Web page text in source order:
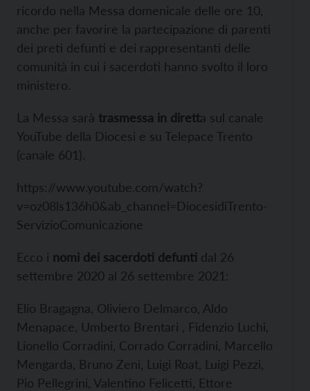
ricordo nella Messa domenicale delle ore 10,
anche per favorire la partecipazione di parenti
dei preti defunti e dei rappresentanti delle
comunità in cui i sacerdoti hanno svolto il loro
ministero.
La Messa sarà trasmessa in diretta sul canale
YouTube della Diocesi e su Telepace Trento
(canale 601).
https://www.youtube.com/watch?
v=oz08ls136h0&ab_channel=DiocesidiTrento-
ServizioComunicazione
Ecco i nomi dei sacerdoti defunti dal 26
settembre 2020 al 26 settembre 2021:
Elio Bragagna, Oliviero Delmarco, Aldo
Menapace, Umberto Brentari , Fidenzio Luchi,
Lionello Corradini, Corrado Corradini, Marcello
Mengarda, Bruno Zeni, Luigi Roat, Luigi Pezzi,
Pio Pellegrini, Valentino Felicetti, Ettore